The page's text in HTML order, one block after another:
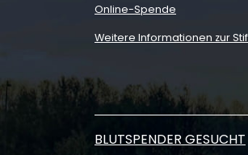
Online-Spende
Weitere Informationen zur
BLUTSPENDER GESUCHT